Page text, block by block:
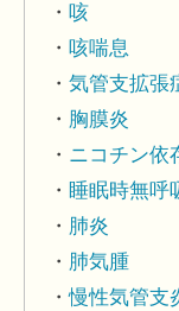
咳
咳喘息
気管支拡張
胸膜炎
ニコチン依
睡眠時無呼
肺炎
肺気腫
慢性気管支